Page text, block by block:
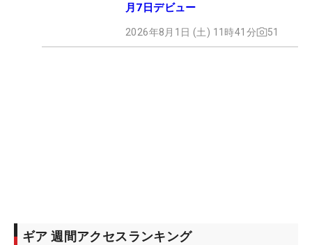
月7日デビュー
2026年8月1日 (土) 11時41分 51
ギア 週間アクセスランキング